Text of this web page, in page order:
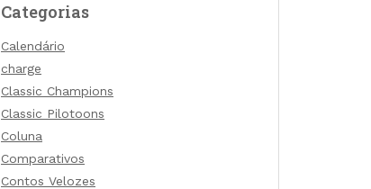
Categorias
Calendário
charge
Classic Champions
Classic Pilotoons
Coluna
Comparativos
Contos Velozes